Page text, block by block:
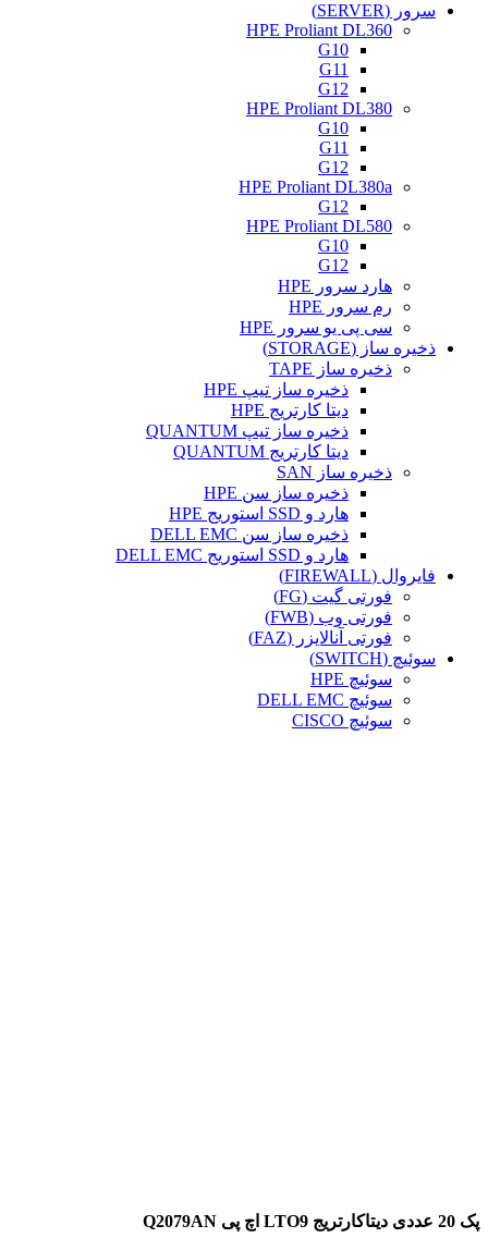
سرور (SERVER)
HPE Proliant DL360
G10
G11
G12
HPE Proliant DL380
G10
G11
G12
HPE Proliant DL380a
G12
HPE Proliant DL580
G10
G12
هارد سرور HPE
رم سرور HPE
سی پی یو سرور HPE
ذخیره ساز (STORAGE)
ذخیره ساز TAPE
ذخیره ساز تیپ HPE
دیتا کارتریج HPE
ذخیره ساز تیپ QUANTUM
دیتا کارتریج QUANTUM
ذخیره ساز SAN
ذخیره ساز سن HPE
هارد و SSD استوریج HPE
ذخیره ساز سن DELL EMC
هارد و SSD استوریج DELL EMC
فایروال (FIREWALL)
فورتی گیت (FG)
فورتی وب (FWB)
فورتی آنالایزر (FAZ)
سوئیچ (SWITCH)
سوئیچ HPE
سوئیچ DELL EMC
سوئیچ CISCO
پک 20 عددی دیتاکارتریج LTO9 اچ پی Q2079AN